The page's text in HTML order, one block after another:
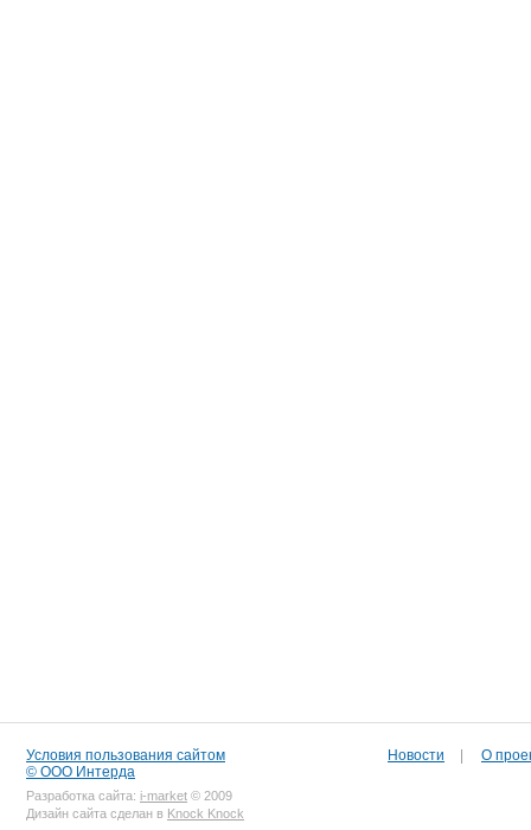
Условия пользования сайтом
© ООО Интерда
Разработка сайта: i-market © 2009
Дизайн сайта сделан в Knock Knock
Новости О